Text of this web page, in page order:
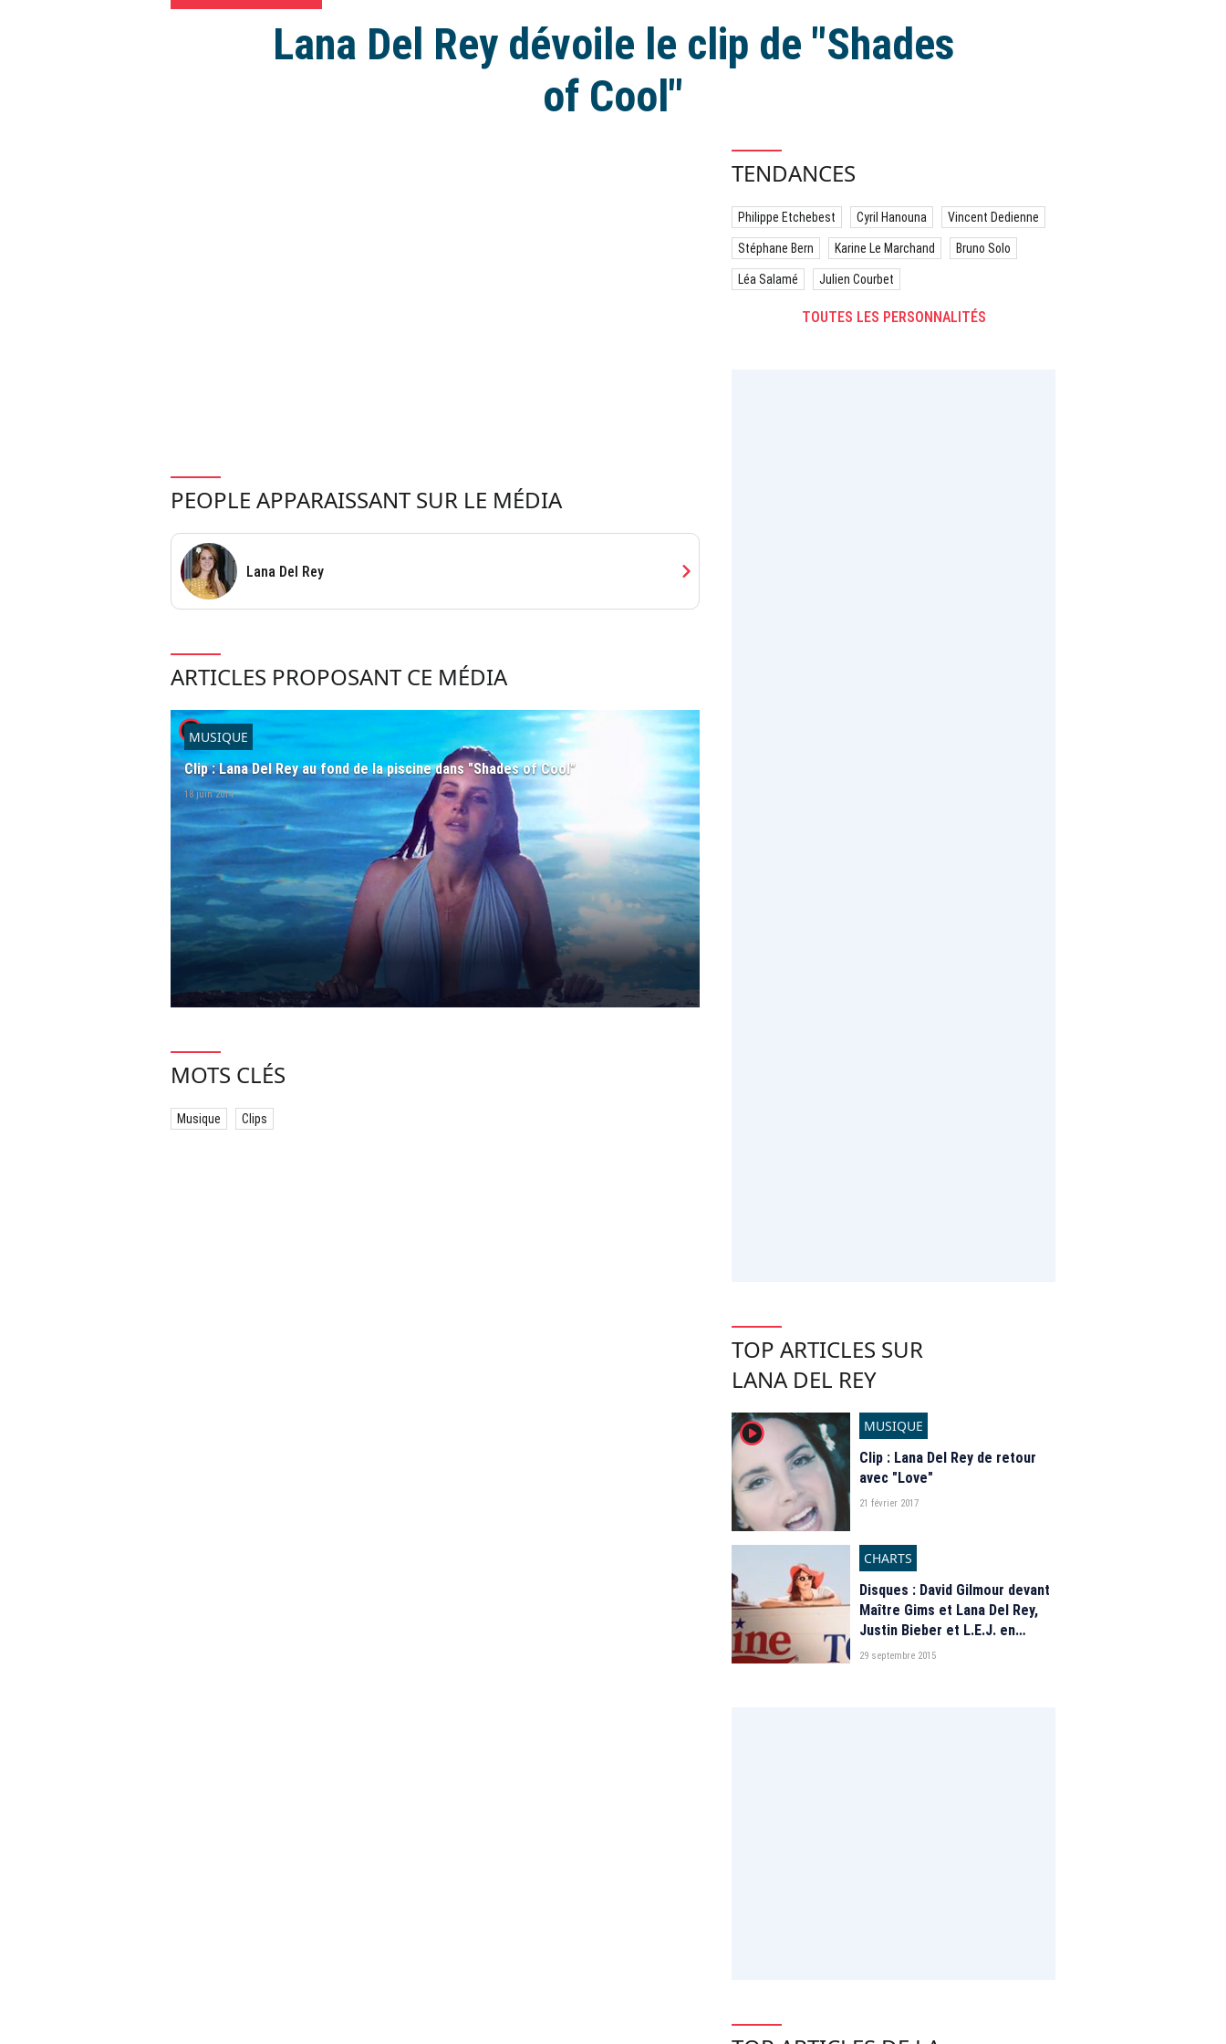
Lana Del Rey dévoile le clip de "Shades
of Cool"
PEOPLE APPARAISSANT SUR LE MÉDIA
Lana Del Rey chevron_right
ARTICLES PROPOSANT CE MÉDIA
player2
MUSIQUE
Clip : Lana Del Rey au fond de la piscine dans "Shades of Cool"
18 juin 2014
MOTS CLÉS
Musique Clips
TENDANCES
Philippe Etchebest Cyril Hanouna Vincent Dedienne
Stéphane Bern Karine Le Marchand Bruno Solo
Léa Salamé Julien Courbet
TOUTES LES PERSONNALITÉS
TOP ARTICLES SUR
LANA DEL REY
player2
MUSIQUE
Clip : Lana Del Rey de retour
avec "Love"
21 février 2017
CHARTS
Disques : David Gilmour devant
Maître Gims et Lana Del Rey,
Justin Bieber et L.E.J. en
hausse
29 septembre 2015